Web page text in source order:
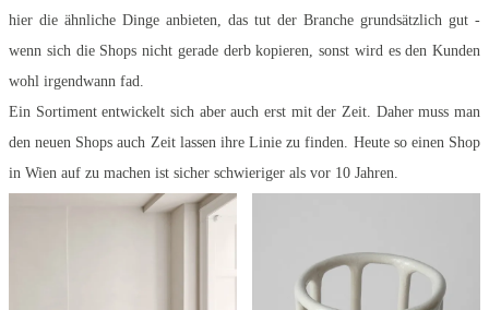
hier die ähnliche Dinge anbieten, das tut der Branche grundsätzlich gut -
wenn sich die Shops nicht gerade derb kopieren, sonst wird es den Kunden
wohl irgendwann fad.
Ein Sortiment entwickelt sich aber auch erst mit der Zeit. Daher muss man
den neuen Shops auch Zeit lassen ihre Linie zu finden. Heute so einen Shop
in Wien auf zu machen ist sicher schwieriger als vor 10 Jahren.